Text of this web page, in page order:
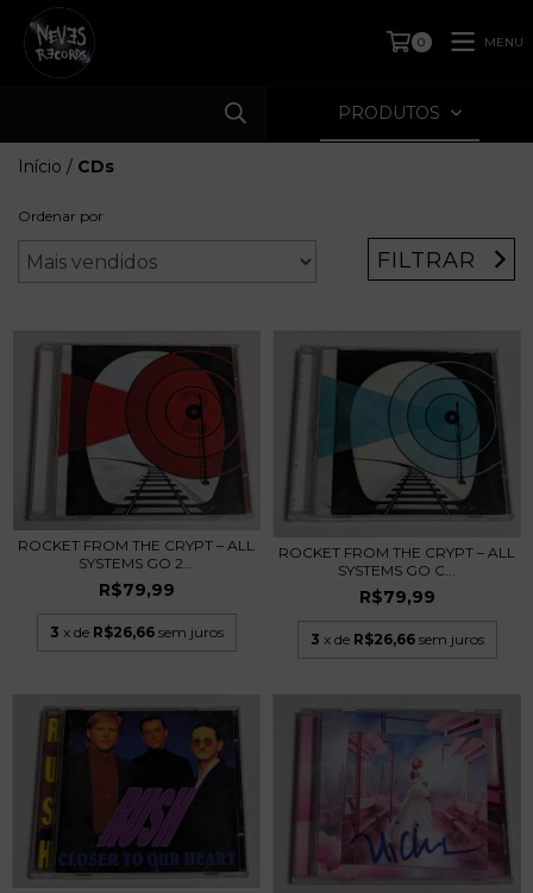
0 MENU
PRODUTOS
Início / CDs
Ordenar por
FILTRAR
ROCKET FROM THE CRYPT – ALL
SYSTEMS GO 2...
R$79,99
3 x de R$26,66 sem juros
ROCKET FROM THE CRYPT – ALL
SYSTEMS GO C...
R$79,99
3 x de R$26,66 sem juros